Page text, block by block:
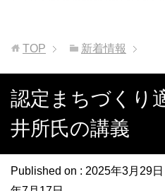
TOP 新着情報
認定まちづくり
井所氏の講義
Published on : 2025年3月29日